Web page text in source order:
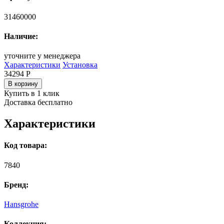
31460000
Наличие:
уточните у менеджера
Характеристики Установка
34294 Р
В корзину
Купить в 1 клик
Доставка бесплатно
Характеристики
Код товара:
7840
Бренд:
Hansgrohe